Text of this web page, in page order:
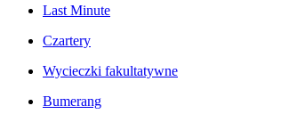
Last Minute
Czartery
Wycieczki fakultatywne
Bumerang